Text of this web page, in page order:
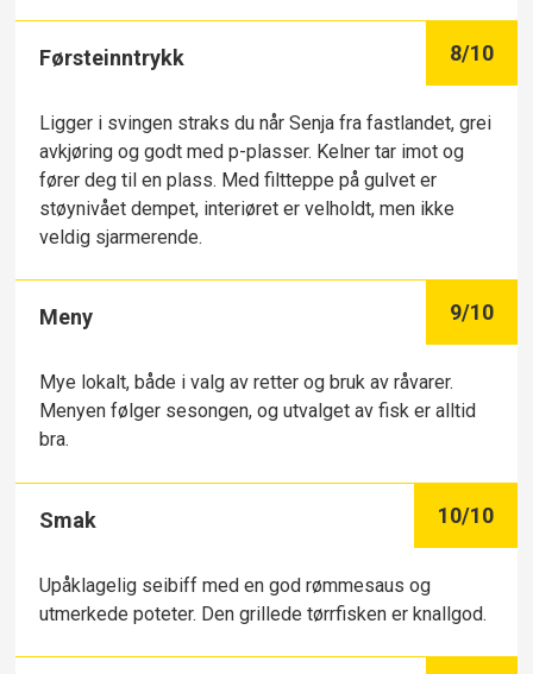
Førsteinntrykk 8/10
Ligger i svingen straks du når Senja fra fastlandet, grei
avkjøring og godt med p-plasser. Kelner tar imot og
fører deg til en plass. Med filtteppe på gulvet er
støynivået dempet, interiøret er velholdt, men ikke
veldig sjarmerende.
Meny 9/10
Mye lokalt, både i valg av retter og bruk av råvarer.
Menyen følger sesongen, og utvalget av fisk er alltid
bra.
Smak 10/10
Upåklagelig seibiff med en god rømmesaus og
utmerkede poteter. Den grillede tørrfisken er knallgod.